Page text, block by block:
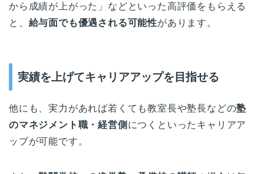
から成績が上がった」などといった高評価をもらえる
と、 給与面でも優遇される可能性があります。
実績を上げてキャリアアップを目指せる
他にも、実力があれば若くても教室長や塾長などの塾
のマネジメント職・経営側 につくといったキャリアア
ップが可能です。